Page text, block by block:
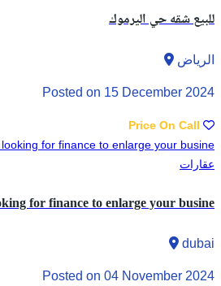
للبيع شقه حي اليرموك
الرياض
Posted on 15 December 2024
Price On Call
عقارات
for finance to enlarge your busine
dubai
Posted on 04 November 2024